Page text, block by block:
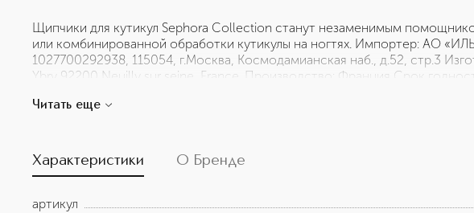
Щипчики для кутикул Sephora Collection станут незаменимым
или комбинированной обработки кутикулы на ногтях. Импортер: АО
1027700292938, 115054, г.Москва, Космодамианская наб., д.52, стр.3
Ybry 92200 Neuilly sur seine, France. Производство: Франция Срок
использовать, опасно для здоровья. Товар соответствует ТР ТС 009/2011
Читать еще
Характеристики О Бренде
артикул